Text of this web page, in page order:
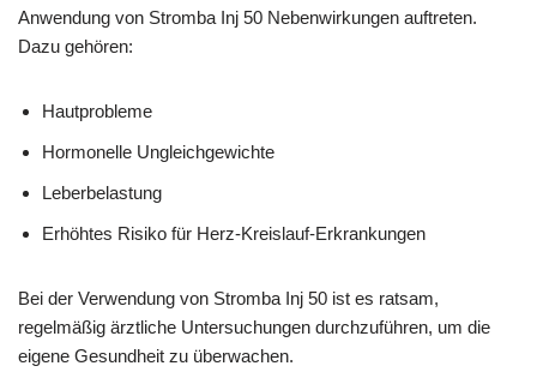
Anwendung von Stromba Inj 50 Nebenwirkungen auftreten.
Dazu gehören:
Hautprobleme
Hormonelle Ungleichgewichte
Leberbelastung
Erhöhtes Risiko für Herz-Kreislauf-Erkrankungen
Bei der Verwendung von Stromba Inj 50 ist es ratsam,
regelmäßig ärztliche Untersuchungen durchzuführen, um die
eigene Gesundheit zu überwachen.